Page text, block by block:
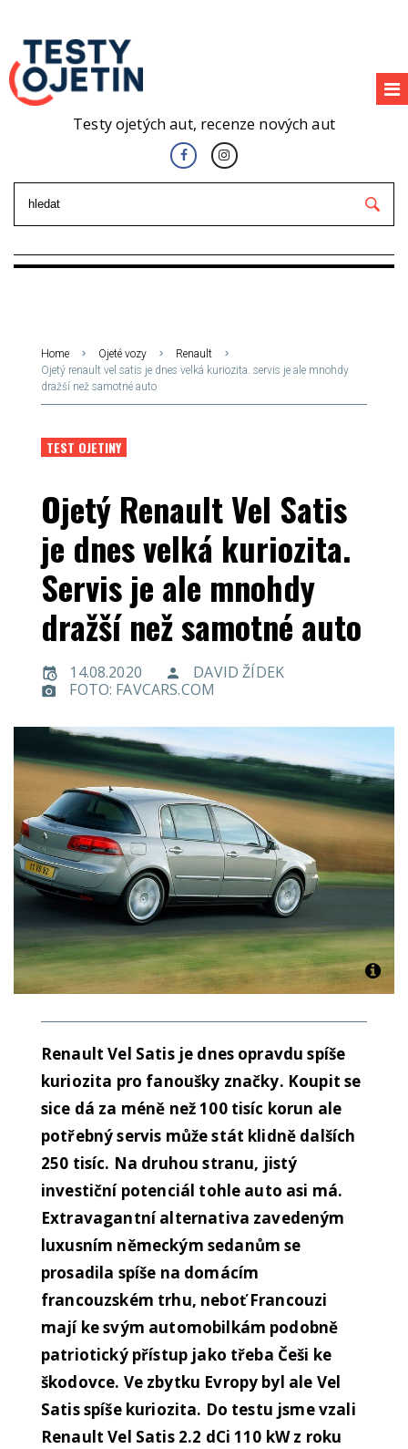
Testy ojetých aut, recenze nových aut
Home Ojeté vozy
Renault
Ojetý renault vel satis je dnes velká kuriozita. servis je ale mnohdy
dražší než samotné auto
TEST OJETINY
Ojetý Renault Vel Satis
je dnes velká kuriozita.
Servis je ale mnohdy
dražší než samotné auto
14.08.2020
DAVID ŽÍDEK
FOTO: FAVCARS.COM
Renault Vel Satis je dnes opravdu spíše
kuriozita pro fanoušky značky. Koupit se
sice dá za méně než 100 tisíc korun ale
potřebný servis může stát klidně dalších
250 tisíc. Na druhou stranu, jistý
investiční potenciál tohle auto asi má.
Extravagantní alternativa zavedeným
luxusním německým sedanům se
prosadila spíše na domácím
francouzském trhu, neboť Francouzi
mají ke svým automobilkám podobně
patriotický přístup jako třeba Češi ke
škodovce. Ve zbytku Evropy byl ale Vel
Satis spíše kuriozita. Do testu jsme vzali
Renault Vel Satis 2.2 dCi 110 kW z roku